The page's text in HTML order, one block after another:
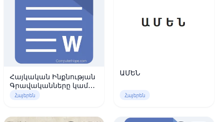
Հայկական Ինքնության
Գրավականները կամ
Ո՞վ է հայը
Հայերեն
ԱՄԵՆ
Հայերեն